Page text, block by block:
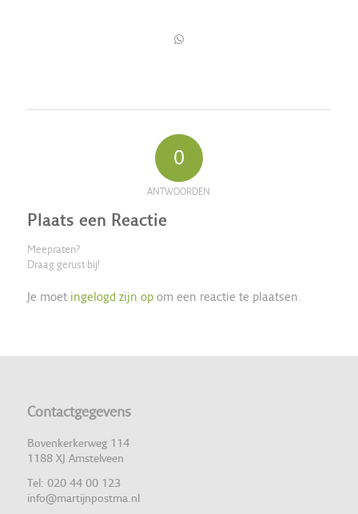
0
ANTWOORDEN
Plaats een Reactie
Meepraten?
Draag gerust bij!
Je moet ingelogd zijn opom een reactie te plaatsen.
Contactgegevens
Bovenkerkerweg 114
1188 XJ Amstelveen
Tel: 020 44 00 123
info@martijnpostma.nl